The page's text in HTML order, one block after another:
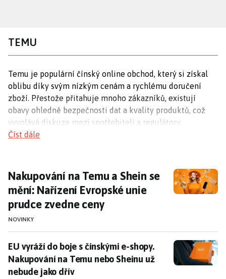
obsahu
TEMU
Temu je populární čínský online obchod, který si získal
oblibu díky svým nízkým cenám a rychlému doručení
zboží. Přestože přitahuje mnoho zákazníků, existují
obavy ohledně bezpečnosti dat a kvality produktů, což
vyvolává diskuze mezi spotřebiteli a regulátory.
Temu je známé svými extrémně nízkými cenami, které
často přitahují zákazníky hledající výhodné nabídky. Díky
promyšlenému obchodnímu modelu a strategiím, jako je
gamifikace, se Temu podařilo rychle rozšířit mezi
uživateli. Tento přístup umožňuje Temu konkurovat
Bezpečnostní rizika
Přestože Temu nabízí atraktivní ceny, uživatelé by měli
Číst dále
Nakupování na Temu a Shein se mění:
Nakupování na Temu a Shein se
mění: Nařízení Evropské unie
prudce zvedne ceny
NOVINKY
EU vyráží do boje s čínskými e-shopy. Nakupování
EU vyráží do boje s čínskými e-shopy.
Nakupování na Temu nebo Sheinu už
nebude jako dřív